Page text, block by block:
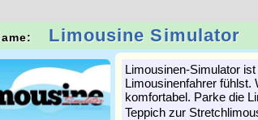
Limousine Simulator
Limousinen-Simulator
Limousinenfahrer fühlst.
komfortabel. Parke die
Teppich zur